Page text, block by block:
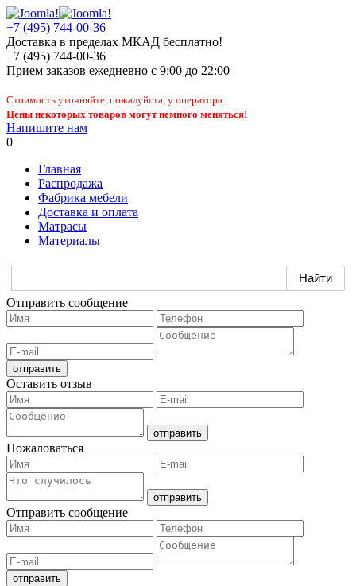
+7 (495) 744-00-36
Доставка в пределах МКАД бесплатно!
+7 (495) 744-00-36
Прием заказов ежедневно с 9:00 до 22:00
Стоимость уточняйте, пожалуйста, у оператора.
Цены некоторых товаров могут немного меняться!
Напишите нам
0
Главная
Распродажа
Фабрика мебели
Доставка и оплата
Матрасы
Материалы
Отправить сообщение
Оставить отзыв
Пожаловаться
Отправить сообщение